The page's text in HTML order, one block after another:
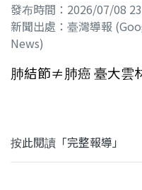
發布時間：2026/07/08
新聞出處：臺灣導報
News)
肺結節≠肺癌 臺大雲
按此閱讀「完整報導」